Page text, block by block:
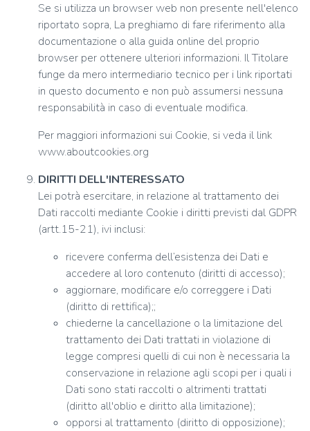
Se si utilizza un browser web non presente nell'elenco
riportato sopra, La preghiamo di fare riferimento alla
documentazione o alla guida online del proprio
browser per ottenere ulteriori informazioni. Il Titolare
funge da mero intermediario tecnico per i link riportati
in questo documento e non può assumersi nessuna
responsabilità in caso di eventuale modifica.
Per maggiori informazioni sui Cookie, si veda il link
www.aboutcookies.org
DIRITTI DELL'INTERESSATO
Lei potrà esercitare, in relazione al trattamento dei
Dati raccolti mediante Cookie i diritti previsti dal GDPR
(artt.15-21), ivi inclusi:
ricevere conferma dell’esistenza dei Dati e
accedere al loro contenuto (diritti di accesso);
aggiornare, modificare e/o correggere i Dati
(diritto di rettifica);;
chiederne la cancellazione o la limitazione del
trattamento dei Dati trattati in violazione di
legge compresi quelli di cui non è necessaria la
conservazione in relazione agli scopi per i quali i
Dati sono stati raccolti o altrimenti trattati
(diritto all'oblio e diritto alla limitazione);
opporsi al trattamento (diritto di opposizione);